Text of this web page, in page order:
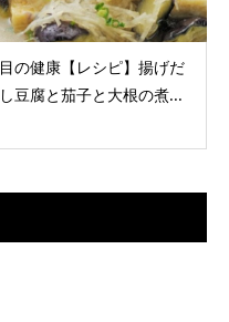
目の健康【レシピ】揚げだ
し豆腐と茄子と大根の煮...